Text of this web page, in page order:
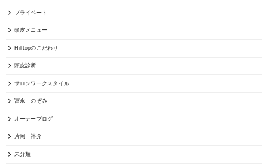
プライベート
頭皮メニュー
Hilltopのこだわり
頭皮診断
サロンワークスタイル
冨永 のぞみ
オーナーブログ
片岡 裕介
未分類